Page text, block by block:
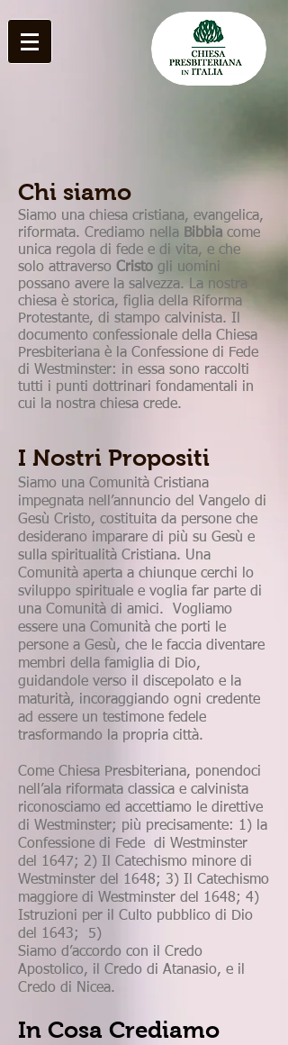
Chi siamo
Siamo una chiesa cristiana, evangelica,
riformata. Crediamo nella Bibbia come
unica regola di fede e di vita, e che
solo attraverso Cristo gli uomini
possano avere la salvezza. La nostra
chiesa è storica, figlia della Riforma
Protestante, di stampo calvinista. Il
documento confessionale della Chiesa
Presbiteriana è la Confessione di Fede
di Westminster: in essa sono raccolti
tutti i punti dottrinari fondamentali in
cui la nostra chiesa crede.
I Nostri Propositi
Siamo una Comunità Cristiana
impegnata nell’annuncio del Vangelo di
Gesù Cristo, costituita da persone che
desiderano imparare di più su Gesù e
sulla spiritualità Cristiana. Una
Comunità aperta a chiunque cerchi lo
sviluppo spirituale e voglia far parte di
una Comunità di amici. Vogliamo
essere una Comunità che porti le
persone a Gesù, che le faccia diventare
membri della famiglia di Dio,
guidandole verso il discepolato e la
maturità, incoraggiando ogni credente
ad essere un testimone fedele
trasformando la propria città.
Come Chiesa Presbiteriana, ponendoci
nell’ala riformata classica e calvinista
riconosciamo ed accettiamo le direttive
di Westminster; più precisamente: 1) la
Confessione di Fede di Westminster
del 1647; 2) Il Catechismo minore di
Westminster del 1648; 3) Il Catechismo
maggiore di Westminster del 1648; 4)
Istruzioni per il Culto pubblico di Dio
del 1643; 5)
Siamo d’accordo con il Credo
Apostolico, il Credo di Atanasio, e il
Credo di Nicea.
In Cosa Crediamo